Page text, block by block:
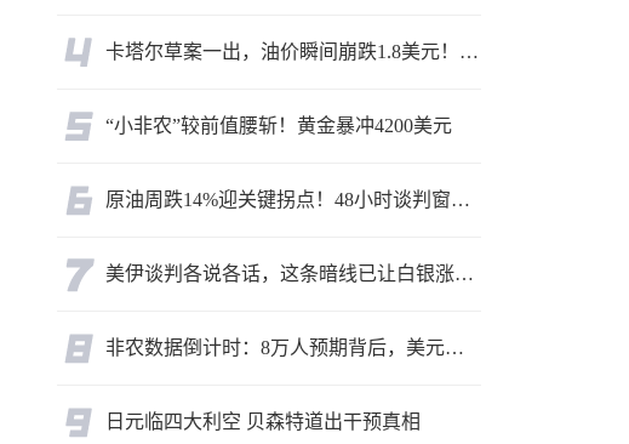
卡塔尔草案一出，油价瞬间崩跌1.8美元！海峡真要通了？
“小非农”较前值腰斩！黄金暴冲4200美元
原油周跌14%迎关键拐点！48小时谈判窗口，暗藏行情变数
美伊谈判各说各话，这条暗线已让白银涨疯了
非农数据倒计时：8万人预期背后，美元方向面临重新选择
日元临四大利空 贝森特道出干预真相